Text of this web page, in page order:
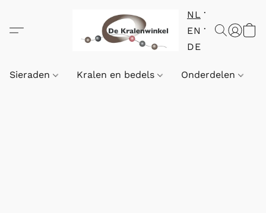
NL
EN
DE
Sieraden Kralen en bedels Onderdelen